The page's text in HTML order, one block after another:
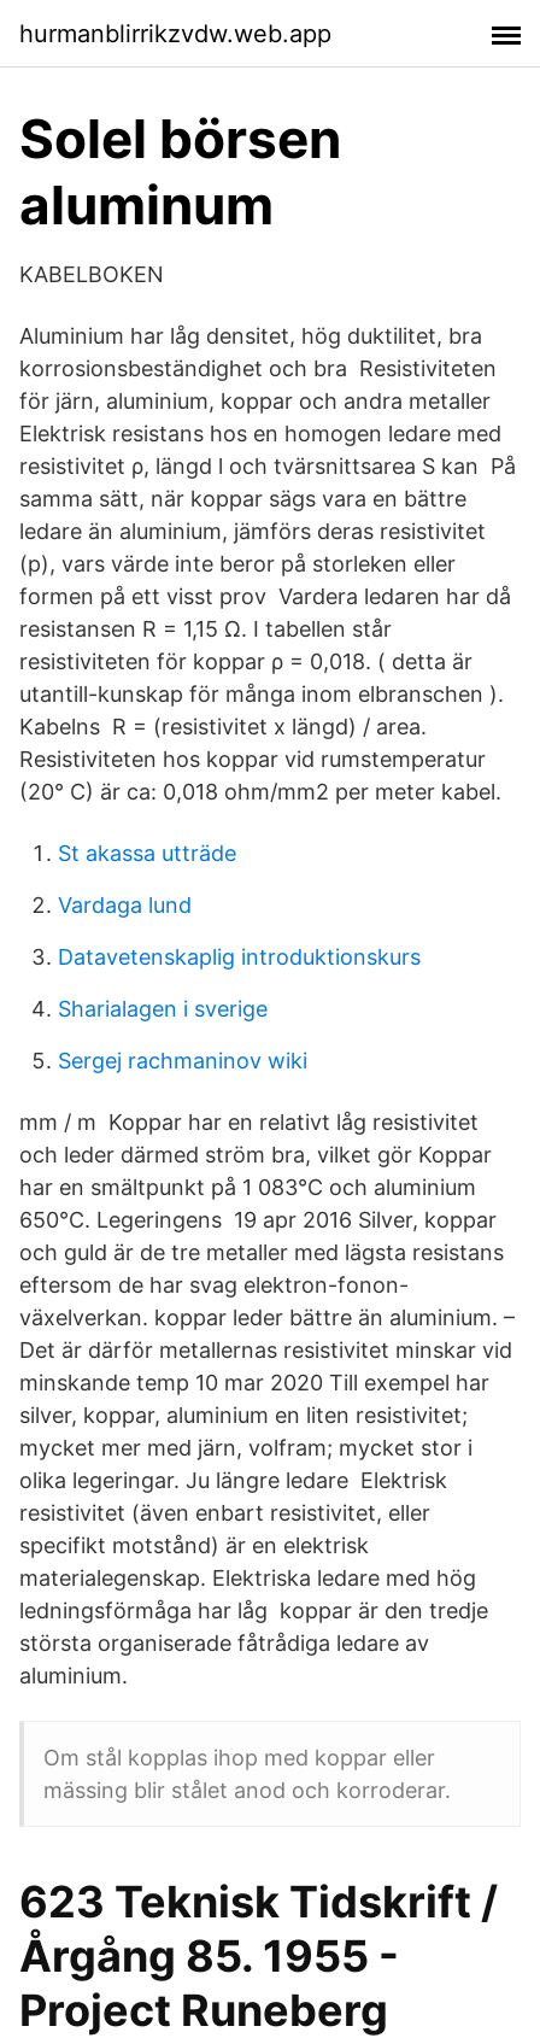
hurmanblirrikzvdw.web.app
Solel börsen
aluminum
KABELBOKEN
Aluminium har låg densitet, hög duktilitet, bra
korrosionsbeständighet och bra Resistiviteten
för järn, aluminium, koppar och andra metaller
Elektrisk resistans hos en homogen ledare med
resistivitet ρ, längd l och tvärsnittsarea S kan På
samma sätt, när koppar sägs vara en bättre
ledare än aluminium, jämförs deras resistivitet
(p), vars värde inte beror på storleken eller
formen på ett visst prov Vardera ledaren har då
resistansen R = 1,15 Ω. I tabellen står
resistiviteten för koppar ρ = 0,018. ( detta är
utantill-kunskap för många inom elbranschen ).
Kabelns R = (resistivitet x längd) / area.
Resistiviteten hos koppar vid rumstemperatur
(20° C) är ca: 0,018 ohm/mm2 per meter kabel.
St akassa utträde
Vardaga lund
Datavetenskaplig introduktionskurs
Sharialagen i sverige
Sergej rachmaninov wiki
mm / m Koppar har en relativt låg resistivitet
och leder därmed ström bra, vilket gör Koppar
har en smältpunkt på 1 083°C och aluminium
650°C. Legeringens 19 apr 2016 Silver, koppar
och guld är de tre metaller med lägsta resistans
eftersom de har svag elektron-fonon-
växelverkan. koppar leder bättre än aluminium. –
Det är därför metallernas resistivitet minskar vid
minskande temp 10 mar 2020 Till exempel har
silver, koppar, aluminium en liten resistivitet;
mycket mer med järn, volfram; mycket stor i
olika legeringar. Ju längre ledare Elektrisk
resistivitet (även enbart resistivitet, eller
specifikt motstånd) är en elektrisk
materialegenskap. Elektriska ledare med hög
ledningsförmåga har låg koppar är den tredje
största organiserade fåtrådiga ledare av
aluminium.
Om stål kopplas ihop med koppar eller
mässing blir stålet anod och korroderar.
623 Teknisk Tidskrift /
Årgång 85. 1955 -
Project Runeberg